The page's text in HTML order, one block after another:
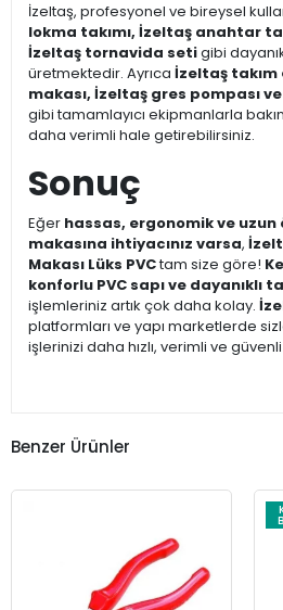
İzeltaş, profesyonel ve bireysel
lokma takımı, İzeltaş anahtar
İzeltaş tornavida setigibi
üretmektedir. Ayrıca İzeltaş takım
makası, İzeltaş gres pompası
gibi tamamlayıcı ekipmanlarla
daha verimli hale getirebilirsiniz.
Sonuç
Eğer hassas, ergonomik ve
makasına ihtiyacınız varsa,
Makası Lüks PVCtam size göre!
konforlu PVC sapı ve dayanıklı
işlemleriniz artık çok daha kolay.
platformları ve yapı marketlerde
işlerinizi daha hızlı, verimli ve
Benzer Ürünler